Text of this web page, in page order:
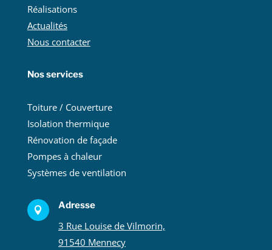
Réalisations
Actualités
Nous contacter
Nos services
Toiture / Couverture
Isolation thermique
Rénovation de façade
Pompes à chaleur
Systèmes de ventilation
 Adresse
3 Rue Louise de Vilmorin,
91540 Mennecy